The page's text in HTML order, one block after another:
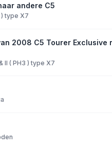
andere C5
) type X7
2008 C5 Tourer Exclusive
II ( PH3 ) type X7